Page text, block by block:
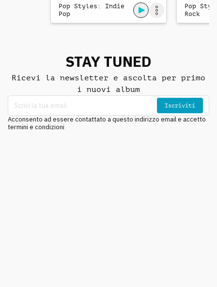
Pop Styles: Indie
Pop
Pop
Rock
STAY TUNED
Ricevi la newsletter e ascolta per primo
i nuovi album
Iscriviti
Acconsento ad essere contattato a questo indirizzo email e accetto
termini e condizioni